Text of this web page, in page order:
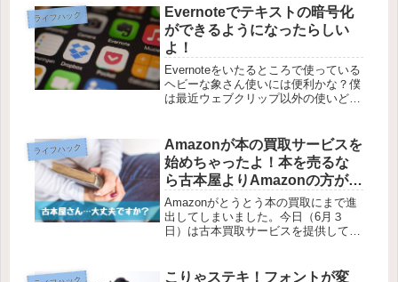
かに便利そう。動画をGIFアニメーシ
ョン化するサービス...
ライフハック
Evernoteでテキストの暗号化
ができるようになったらしい
よ！
Evernoteをいたるところで使っている
ヘビーな象さん使いには便利かな？僕
は最近ウェブクリップ以外の使いどこ
てEvernoteって最適解なのかなあ…な
んて思ってたところで...
ライフハック
Amazonが本の買取サービスを
始めちゃったよ！本を売るな
ら古本屋よりAmazonの方がお
得っぽいぞ！
Amazonがとうとう本の買取にまで進
出してしまいました。今日（6月３
日）は古本買取サービスを提供してい
をAmazonがやってくれます。事前に
こりゃステキ！フォントが変